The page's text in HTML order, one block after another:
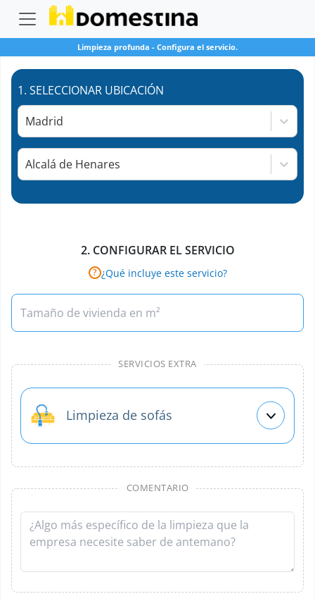
Limpieza profunda - Configura el servicio.
1. SELECCIONAR UBICACIÓN
Madrid
Alcalá de Henares
2. CONFIGURAR EL SERVICIO
? ¿Qué incluye este servicio?
SERVICIOS EXTRA
Limpieza de sofás
COMENTARIO